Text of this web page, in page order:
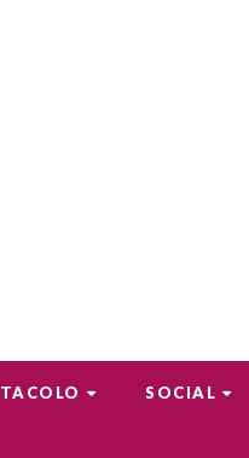
SOCIAL